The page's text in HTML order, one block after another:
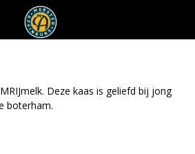
Deze kaas is geliefd bij jong
boterham.